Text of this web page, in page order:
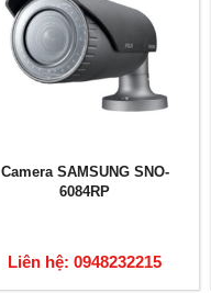
Camera SAMSUNG SNO-
6084RP
Liên hệ: 0948232215